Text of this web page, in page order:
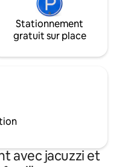
Stationnement
gratuit sur place
avec jacuzzi et